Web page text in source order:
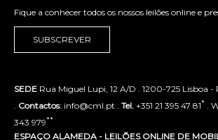
Fique a conhecer todos os nossos leilões online e
SUBSCREVER
SEDE Rua Miguel Lupi, 12 A/D . 1200-725 Lisboa
. Contactos: info@cml.pt . Tel. +351 21 395 47 81* .
343 979**
ESPAÇO ALAMEDA - LEILÕES ONLINE DE